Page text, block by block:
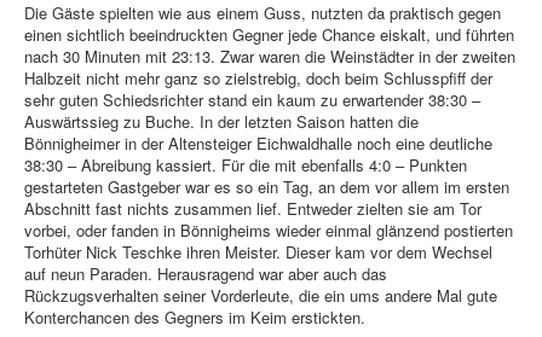
Die Gäste spielten wie aus einem Guss, nutzten da praktisch gegen
einen sichtlich beeindruckten Gegner jede Chance eiskalt, und führten
nach 30 Minuten mit 23:13. Zwar waren die Weinstädter in der zweiten
Halbzeit nicht mehr ganz so zielstrebig, doch beim Schlusspfiff der
sehr guten Schiedsrichter stand ein kaum zu erwartender 38:30 –
Auswärtssieg zu Buche. In der letzten Saison hatten die
Bönnigheimer in der Altensteiger Eichwaldhalle noch eine deutliche
38:30 – Abreibung kassiert. Für die mit ebenfalls 4:0 – Punkten
gestarteten Gastgeber war es so ein Tag, an dem vor allem im ersten
Abschnitt fast nichts zusammen lief. Entweder zielten sie am Tor
vorbei, oder fanden in Bönnigheims wieder einmal glänzend postierten
Torhüter Nick Teschke ihren Meister. Dieser kam vor dem Wechsel
auf neun Paraden. Herausragend war aber auch das
Rückzugsverhalten seiner Vorderleute, die ein ums andere Mal gute
Konterchancen des Gegners im Keim erstickten.